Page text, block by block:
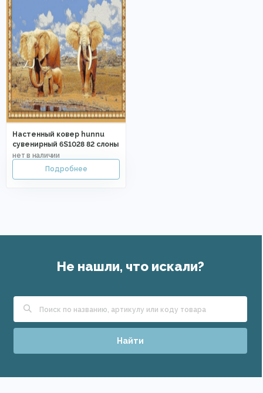
Настенный ковер hunnu
сувенирный 6S1028 82 слоны
Не нашли, что искали?
Найти